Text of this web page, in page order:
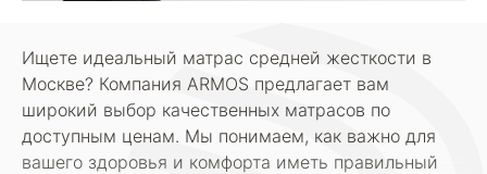
Ищете идеальный матрас средней жесткости в
Москве? Компания ARMOS предлагает вам
широкий выбор качественных матрасов по
доступным ценам. Мы понимаем, как важно для
вашего здоровья и комфорта иметь правильный